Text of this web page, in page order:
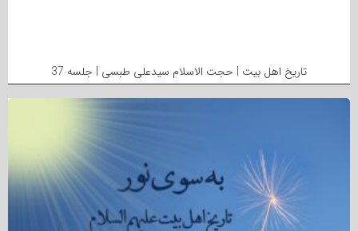
تاریخ اهل بیت | حجت الاسلام سیدعلی طبسی | جلسه 37